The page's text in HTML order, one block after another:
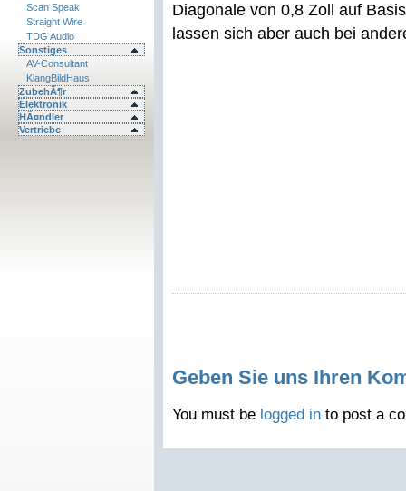
Scan Speak
Straight Wire
TDG Audio
Sonstiges
AV-Consultant
KlangBildHaus
ZubehÃ¶r
Elektronik
HÃ¤ndler
Vertriebe
Diagonale von 0,8 Zoll auf
lassen sich aber auch bei
Geben Sie uns Ihren
You must be logged in to post a